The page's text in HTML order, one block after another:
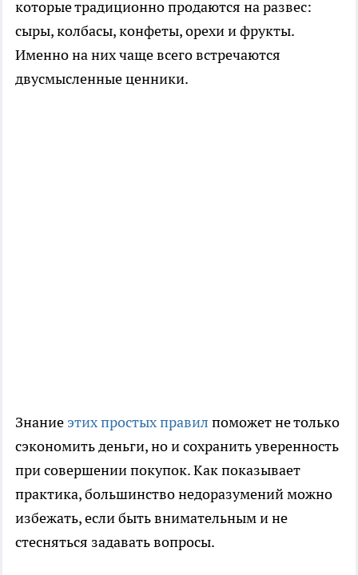
которые традиционно продаются на развес:
сыры, колбасы, конфеты, орехи и фрукты.
Именно на них чаще всего встречаются
двусмысленные ценники.
Знание этих простых правил поможет не только
сэкономить деньги, но и сохранить уверенность
при совершении покупок. Как показывает
практика, большинство недоразумений можно
избежать, если быть внимательным и не
стесняться задавать вопросы.